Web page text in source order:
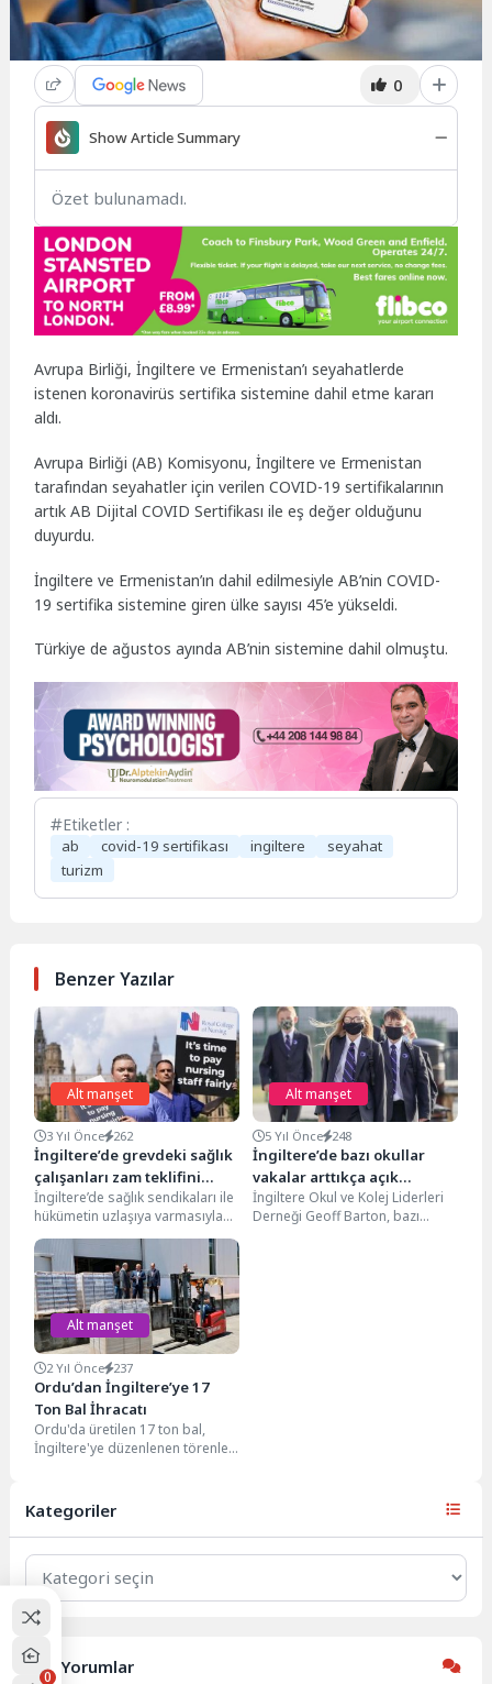
0
Show Article Summary
Özet bulunamadı.
Avrupa Birliği, İngiltere ve Ermenistan’ı seyahatlerde
istenen koronavirüs sertifika sistemine dahil etme kararı
aldı.
Avrupa Birliği (AB) Komisyonu, İngiltere ve Ermenistan
tarafından seyahatler için verilen COVID-19 sertifikalarının
artık AB Dijital COVID Sertifikası ile eş değer olduğunu
duyurdu.
İngiltere ve Ermenistan’ın dahil edilmesiyle AB’nin COVID-
19 sertifika sistemine giren ülke sayısı 45’e yükseldi.
Türkiye de ağustos ayında AB’nin sistemine dahil olmuştu.
Etiketler :
ab covid-19 sertifikası ingiltere
seyahat
turizm
Benzer Yazılar
Alt manşet
3 Yıl Önce 262
İngiltere’de grevdeki sağlık
çalışanları zam teklifini
kabul etti
İngiltere’de sağlık sendikaları ile
hükümetin uzlaşıya varmasıyla
bir milyondan fazla sağlık
personelinin maaşlarına yüzde
5...
Alt manşet
5 Yıl Önce 248
İngiltere’de bazı okullar
vakalar arttıkça açık
kalmakta zorlanıyor
İngiltere Okul ve Kolej Liderleri
Derneği Geoff Barton, bazı
Alt manşet
2 Yıl Önce 237
Ordu’dan İngiltere’ye 17
Ton Bal İhracatı
Ordu'da üretilen 17 ton bal,
İngiltere'ye düzenlenen törenle
Kategoriler
Kategoriler
Son Yorumlar
0